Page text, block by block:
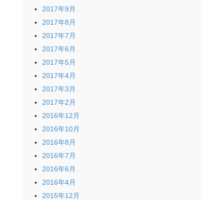
2017年9月
2017年8月
2017年7月
2017年6月
2017年5月
2017年4月
2017年3月
2017年2月
2016年12月
2016年10月
2016年8月
2016年7月
2016年6月
2016年4月
2015年12月